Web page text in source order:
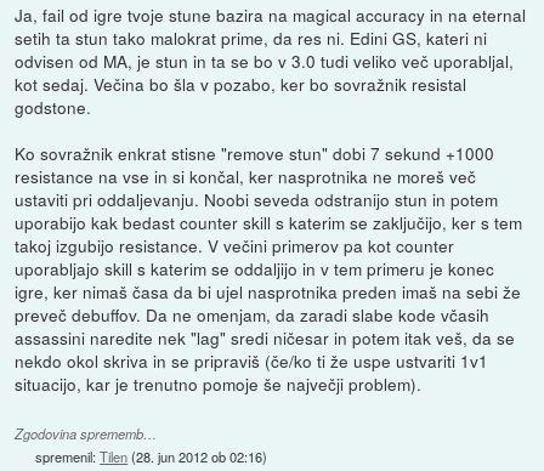
Ja, fail od igre tvoje stune bazira na magical accuracy in na eternal
setih ta stun tako malokrat prime, da res ni. Edini GS, kateri ni
odvisen od MA, je stun in ta se bo v 3.0 tudi veliko več uporabljal,
kot sedaj. Večina bo šla v pozabo, ker bo sovražnik resistal
godstone.
Ko sovražnik enkrat stisne "remove stun" dobi 7 sekund +1000
resistance na vse in si končal, ker nasprotnika ne moreš več
ustaviti pri oddaljevanju. Noobi seveda odstranijo stun in potem
uporabijo kak bedast counter skill s katerim se zaključijo, ker s tem
takoj izgubijo resistance. V večini primerov pa kot counter
uporabljajo skill s katerim se oddaljijo in v tem primeru je konec
igre, ker nimaš časa da bi ujel nasprotnika preden imaš na sebi že
preveč debuffov. Da ne omenjam, da zaradi slabe kode včasih
assassini naredite nek "lag" sredi ničesar in potem itak veš, da se
nekdo okol skriva in se pripraviš (če/ko ti že uspe ustvariti 1v1
situacijo, kar je trenutno pomoje še največji problem).
Zgodovina sprememb…
spremenil:Tilen(28. jun 2012 ob 02:16)